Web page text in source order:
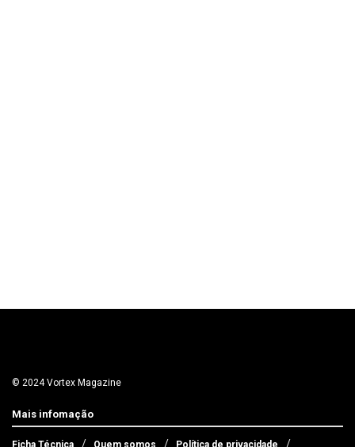
© 2024 Vortex Magazine
Mais infomação
Ficha Técnica Quem somos Política de privacidade